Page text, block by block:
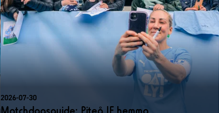
Jätteläge för Tuva Skoog
ribban.
79´
Byte Piteå IF. Ut går Julia
83´
Byte MFF. Ut går Vesna
Gult kort till Piteås Evelina
2026-07-30